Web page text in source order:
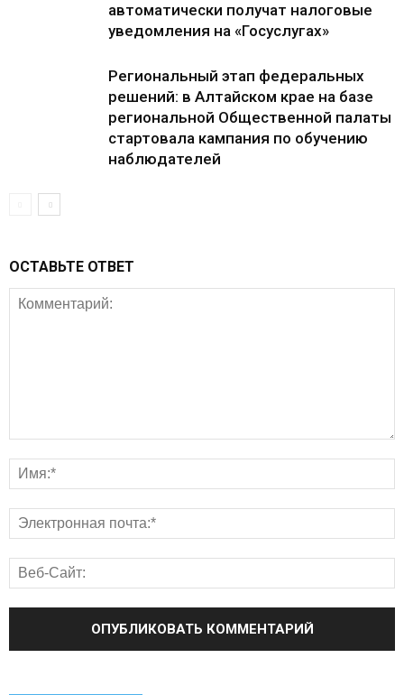
автоматически получат налоговые
уведомления на «Госуслугах»
Региональный этап федеральных
решений: в Алтайском крае на базе
региональной Общественной палаты
стартовала кампания по обучению
наблюдателей
ОСТАВЬТЕ ОТВЕТ